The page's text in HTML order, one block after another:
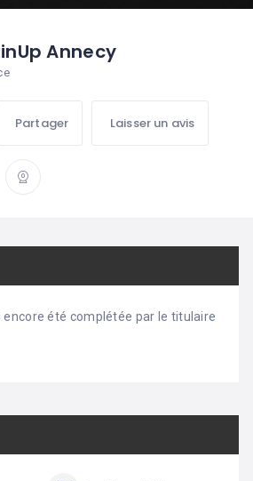
Annecy
Partager Laisser un avis
encore été complétée par le titulaire